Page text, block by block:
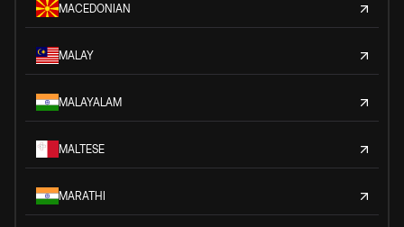
MACEDONIAN
MALAY
MALAYALAM
MALTESE
MARATHI